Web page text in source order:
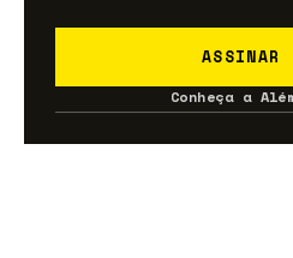
ASSINAR
Conheça a